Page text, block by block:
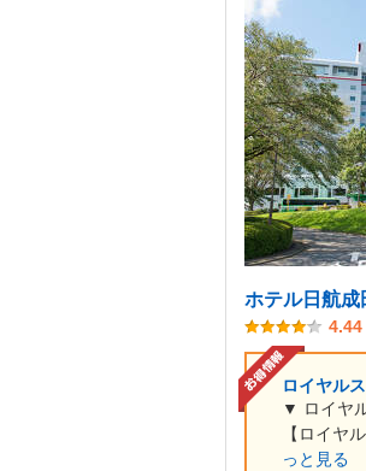
ホテル日航成
4.44
ロイヤル
▼ ロイヤ
【ロイヤ
っと見る